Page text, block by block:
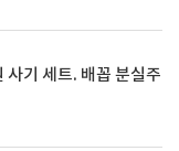
기 세트. 배꼽 분실주